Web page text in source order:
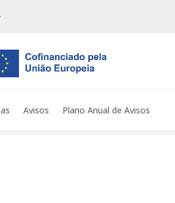
Avisos Plano Anual de Avisos